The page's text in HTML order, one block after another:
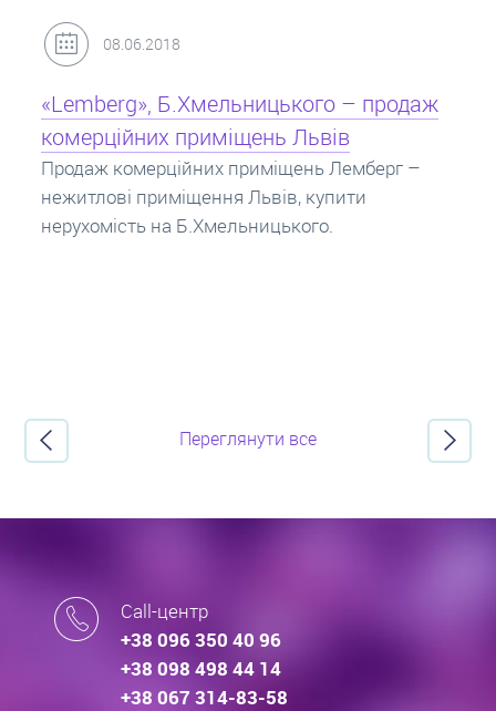
31.05.2018
Кредит під заставу нерухомості: іпотека
Іпотека на квартиру – кредит на житло під
заставу нерухомості. Купити в іпотеку – що
потрібно знати? Консультація від Експертів
про іпотечні кредити.
Переглянути все
Call-центр
+38 096 350 40 96
+38 098 498 44 14
+38 067 314-83-58